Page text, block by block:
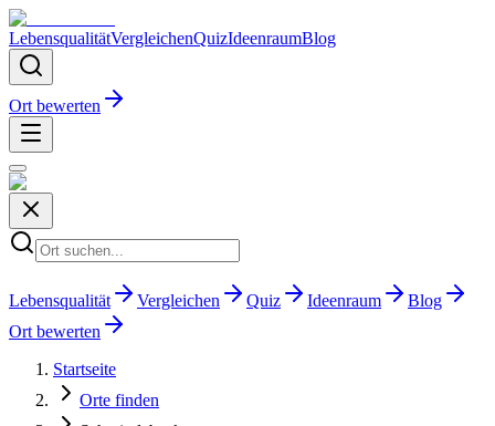
LebensqualitätVergleichenQuizIdeenraumBlog
Ort bewerten
Lebensqualität Vergleichen Quiz Ideenraum
Blog
Ort bewerten
Startseite
Orte finden